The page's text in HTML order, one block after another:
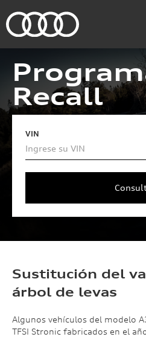
Recall
VIN
Sustitución del
árbol de levas
Algunos vehículos del modelo
TFSI Stronic fabricados en el